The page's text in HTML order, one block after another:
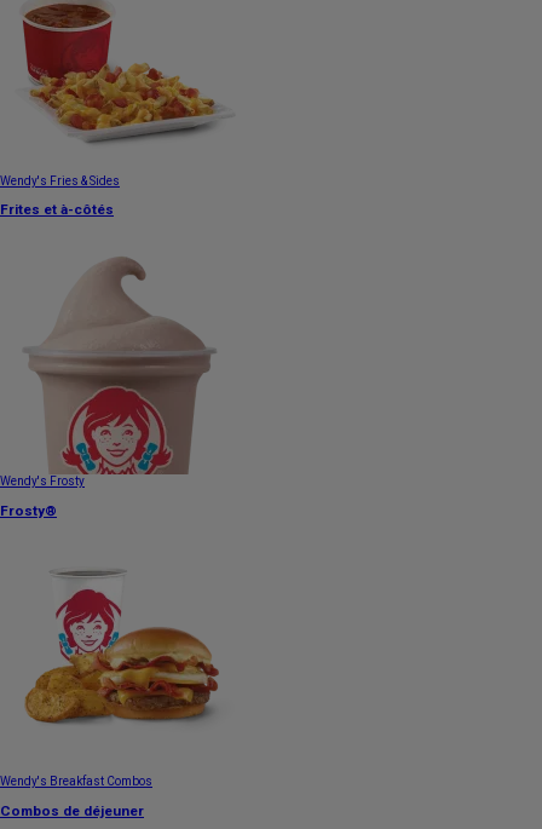
Wendy's Fries & Sides
Frites et à-côtés
Wendy's Frosty
Frosty®
Wendy's Breakfast Combos
Combos de déjeuner